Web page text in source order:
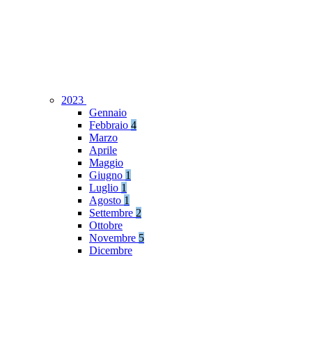
2023
Gennaio
Febbraio 4
Marzo
Aprile
Maggio
Giugno 1
Luglio 1
Agosto 1
Settembre 2
Ottobre
Novembre 5
Dicembre